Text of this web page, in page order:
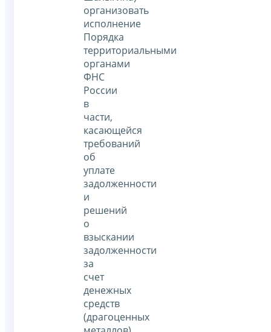
организовать
исполнение
Порядка
территориальными
органами
ФНС
России
в
части,
касающейся
требований
об
уплате
задолженности
и
решений
о
взыскании
задолженности
за
счет
денежных
средств
(драгоценных